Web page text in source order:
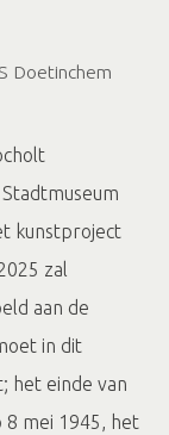
Doetinchem
kunstproject
zal
aan de
in dit
het einde van
8 mei 1945, het